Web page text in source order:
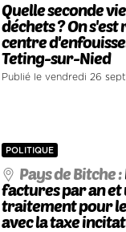
Quelle seconde
déchets ? On s'est
centre
Teting-sur-Nied
Publié le vendredi 26
POLITIQUE
Pays de Bitche :
factures par an et
traitement pour
avec la taxe